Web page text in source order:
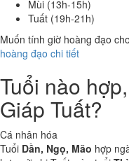
Mùi (13h-15h)
Tuất (19h-21h)
Muốn tính giờ hoàng đạo
hoàng đạo chi tiết
Tuổi nào
Giáp Tuất?
Cá nhân hóa
Tuổi Dần, Ngọ, Mão hợp